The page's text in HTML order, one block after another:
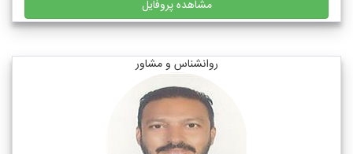
مشاهده پروفایل
روانشناس و مشاور